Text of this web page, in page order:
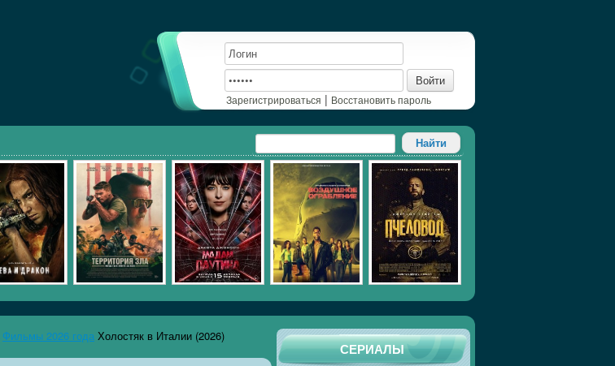
Войти
Зарегистрироваться | Восстановить пароль
СЕРИАЛЫ
Фильмы 2026 года Холостяк в Италии (2026)